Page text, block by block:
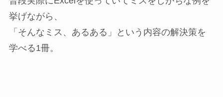
挙げながら、
「そんなミス、あるある」という内容の解決策を
学べる1冊。